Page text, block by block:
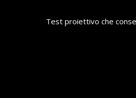
Test proiettivo che